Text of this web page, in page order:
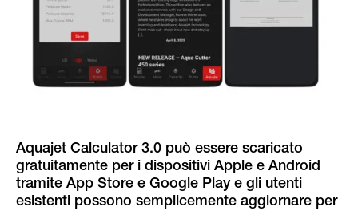
Aquajet Calculator 3.0 può essere scaricato
gratuitamente per i dispositivi Apple e Android
tramite App Store e Google Play e gli utenti
esistenti possono semplicemente aggiornare per